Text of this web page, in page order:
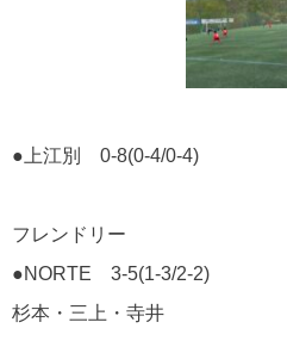
●上江別 0-8(0-4/0-4)
フレンドリー
●NORTE 3-5(1-3/2-2)
杉本・三上・寺井